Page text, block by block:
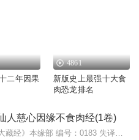
二年因果
4861
新版史上最强十大食
肉恐龙排名
人慈心因缘不食肉经(1卷)